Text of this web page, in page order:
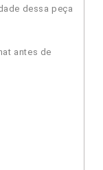
dessa peça
antes de